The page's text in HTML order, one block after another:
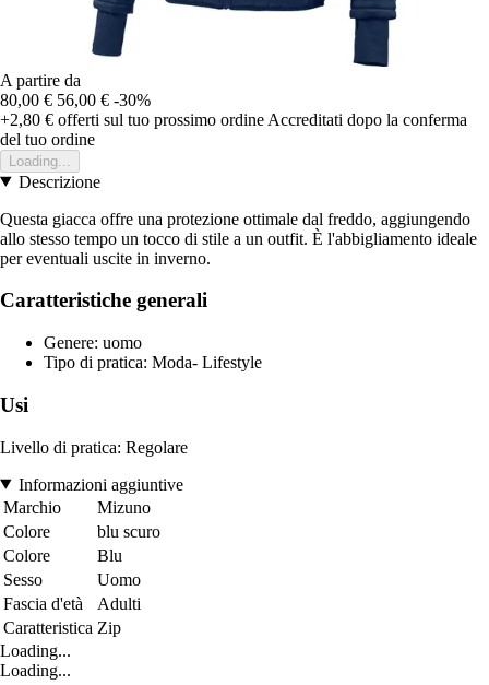
A partire da
80,00 € 56,00 € -30%
+2,80 € offerti sul tuo prossimo ordine Accreditati dopo la conferma
del tuo ordine
Loading...
Descrizione
Questa giacca offre una protezione ottimale dal freddo, aggiungendo
allo stesso tempo un tocco di stile a un outfit. È l'abbigliamento ideale
per eventuali uscite in inverno.
Caratteristiche generali
Genere: uomo
Tipo di pratica: Moda- Lifestyle
Usi
Livello di pratica: Regolare
Informazioni aggiuntive
Marchio
Mizuno
Colore
blu scuro
Colore
Blu
Sesso
Uomo
Fascia d'età
Adulti
Caratteristica Zip
Loading...
Loading...